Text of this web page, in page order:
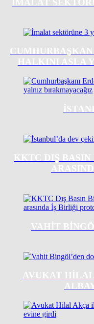
İMALAT
HALKINI ASLA
KKTC DIŞ
VAHIT
AVUKAT